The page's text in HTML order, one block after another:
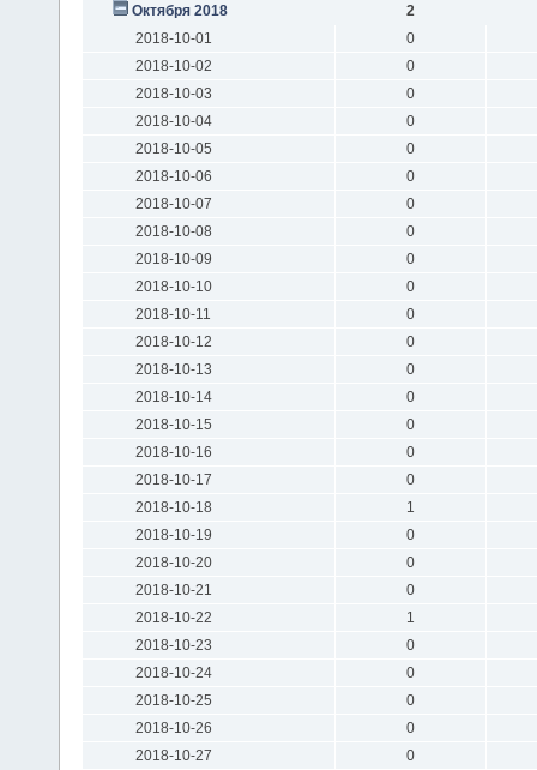
Октября 2018
2
2018-10-01
0
2018-10-02
0
2018-10-03
0
2018-10-04
0
2018-10-05
0
2018-10-06
0
2018-10-07
0
2018-10-08
0
2018-10-09
0
2018-10-10
0
2018-10-11
0
2018-10-12
0
2018-10-13
0
2018-10-14
0
2018-10-15
0
2018-10-16
0
2018-10-17
0
2018-10-18
1
2018-10-19
0
2018-10-20
0
2018-10-21
0
2018-10-22
1
2018-10-23
0
2018-10-24
0
2018-10-25
0
2018-10-26
0
2018-10-27
0